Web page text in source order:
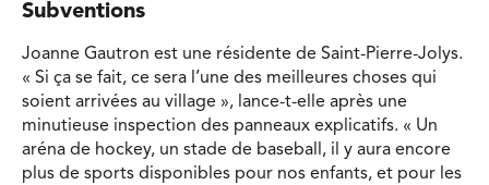
Subventions
Joanne Gautron est une résidente de Saint-Pierre-Jolys.
« Si ça se fait, ce sera l’une des meilleures choses qui
soient arrivées au village », lance-t-elle après une
minutieuse inspection des panneaux explicatifs. « Un
aréna de hockey, un stade de baseball, il y aura encore
plus de sports disponibles pour nos enfants, et pour les